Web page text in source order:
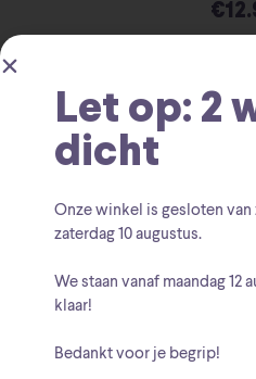
€
Let op: 2
dicht
Onze winkel is gesloten van
zaterdag 10 augustus.
We staan vanaf maandag 12
klaar!
Bedankt voor je begrip!